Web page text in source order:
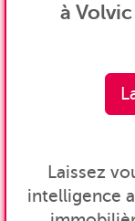
à
Laissez
intelligence